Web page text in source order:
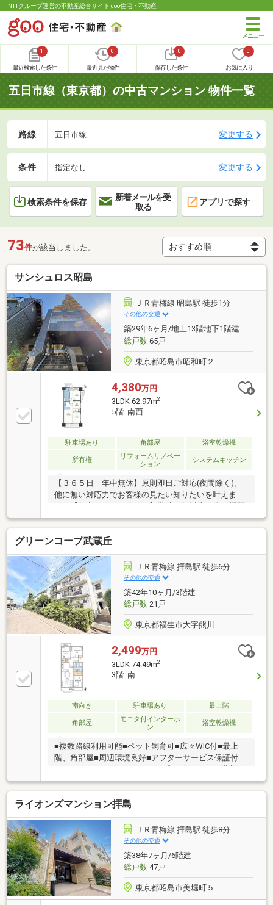
NTTグループ運営の不動産総合サイト goo住宅・不動産
1
最近検索した条件
0
最近見た物件
0
保存した条件
0
お気に入り
五日市線（東京都）の中古マンション 物件一覧
路線 五日市線 変更する
条件 指定なし 変更する
検索条件を保存
新着メールを受
取る
アプリで探す
73件が該当しました。
サンシュロス昭島
ＪＲ青梅線 昭島駅 徒歩1分
その他の交通
築29年6ヶ月/地上13階地下1階建
総戸数65戸
東京都昭島市昭和町２
4,380万円
3LDK 62.97m2
5階 南西
駐車場あり 角部屋 浴室乾燥機
所有権
リフォームリノベー
ション
システムキッチン
【３６５日 年中無休】原則即日ご対応(夜間除く)。
他に無い対応力でお客様の見たい知りたいを叶えま
す。【住宅ローンに強い！】常時20行以上の金融機関
と取引有り。お客様に合わせて適切なプランをご提案
させて頂きます。
グリーンコープ武蔵丘
ＪＲ青梅線 拝島駅 徒歩6分
その他の交通
築42年10ヶ月/3階建
総戸数21戸
東京都福生市大字熊川
2,499万円
3LDK 74.49m2
3階 南
南向き 駐車場あり 最上階
角部屋
モニタ付インターホ
ン
浴室乾燥機
■複数路線利用可能■ペット飼育可■広々WIC付■最上
階、角部屋■周辺環境良好■アフターサービス保証付ー
ーーーーーーーーーーーーーー◎頭金０円から購入可
能◎FPによるライフプランのシミュレーション診断◎
その他希望に合う物件（未公開含む）のご提案弊社は
不動産総合企業です。お客さまに寄り添ったサービス
を心がけています。それぞれのご家族にあう価値をご
提案をいたします。まずはお気軽に現地をご覧下さい
ませ。物件の確認事項、ご見学希望のお客様は下記番
号までご連絡下さい。お問合せ先：0120-127-511いつ
でもお待ちしております。
ライオンズマンション拝島
ＪＲ青梅線 拝島駅 徒歩8分
その他の交通
築38年7ヶ月/6階建
総戸数47戸
東京都昭島市美堀町５